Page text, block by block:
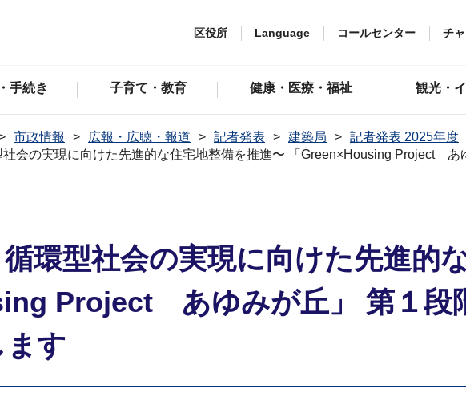
区役所 Language コールセンター チ
手続き 子育て・教育 健康・医療・福祉 観光・
市政情報 広報・広聴・報道 記者発表 建築局
記者発表 2025年度
会の実現に向けた先進的な住宅地整備を推進〜 「Green×Housing Project あ
環型社会の実現に向けた先進的
Project あゆみが丘」 第１段
ます